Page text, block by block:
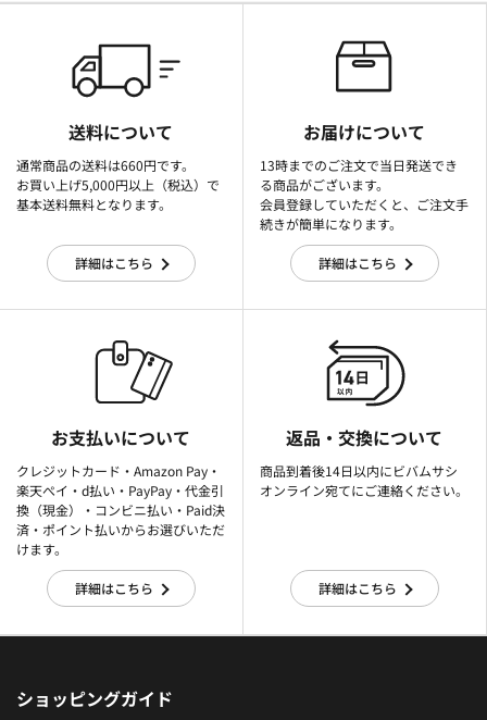
送料について
通常商品の送料は660円です。
お買い上げ5,000円以上（税込）で
基本送料無料となります。
詳細はこちら
お届けについて
13時までのご注文で当日発送でき
る商品がございます。
会員登録していただくと、ご注文手
続きが簡単になります。
詳細はこちら
お支払いについて
クレジットカード・Amazon Pay・
楽天ぺイ・d払い・PayPay・代金引
換（現金）・コンビニ払い・Paid決
済・ポイント払いからお選びいただ
けます。
詳細はこちら
返品・交換について
商品到着後14日以内にビバムサシ
オンライン宛てにご連絡ください。
詳細はこちら
ショッピングガイド